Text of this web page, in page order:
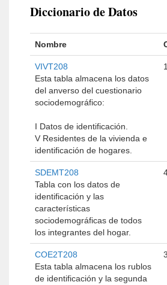
Diccionario de Datos
Nombre
VIVT208
Esta tabla almacena los datos
del anverso del cuestionario
sociodemográfico:
I Datos de identificación.
V Residentes de la vivienda e
identificación de hogares.
SDEMT208
Tabla con los datos de
identificación y las
características
sociodemográficas de todos
los integrantes del hogar.
COE2T208
Esta tabla almacena los rublos
de identificación y la segunda